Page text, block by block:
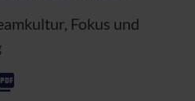
Fokus und